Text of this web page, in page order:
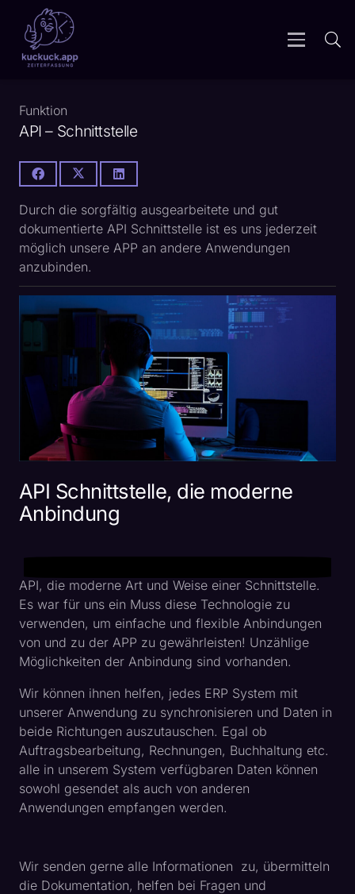
Funktion
API – Schnittstelle
Durch die sorgfältig ausgearbeitete und gut
dokumentierte API Schnittstelle ist es uns jederzeit
möglich unsere APP an andere Anwendungen
anzubinden.
API Schnittstelle, die moderne
Anbindung
API, die moderne Art und Weise einer Schnittstelle.
Es war für uns ein Muss diese Technologie zu
verwenden, um einfache und flexible Anbindungen
von und zu der APP zu gewährleisten! Unzählige
Möglichkeiten der Anbindung sind vorhanden.
Wir können ihnen helfen, jedes ERP System mit
unserer Anwendung zu synchronisieren und Daten in
beide Richtungen auszutauschen. Egal ob
Auftragsbearbeitung, Rechnungen, Buchhaltung etc.
alle in unserem System verfügbaren Daten können
sowohl gesendet als auch von anderen
Anwendungen empfangen werden.
Wir senden gerne alle Informationen zu, übermitteln
die Dokumentation, helfen bei Fragen und